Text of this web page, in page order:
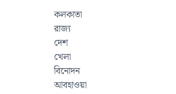
কলকাতা
রাজ্য
দেশ
খেলা
বিনোদন
আবহাওয়া